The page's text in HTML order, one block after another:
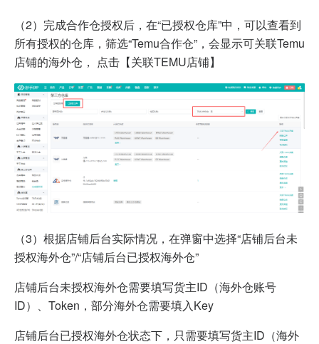
（2）完成合作仓授权后，在“已授权仓库”中，可以查看到
所有授权的仓库，筛选“Temu合作仓”，会显示可关联Temu
店铺的海外仓， 点击【关联TEMU店铺】
（3）根据店铺后台实际情况，在弹窗中选择“店铺后台未
授权海外仓”/“店铺后台已授权海外仓”
店铺后台未授权海外仓需要填写货主ID（海外仓账号
ID）、Token，部分海外仓需要填入Key
店铺后台已授权海外仓状态下，只需要填写货主ID（海外